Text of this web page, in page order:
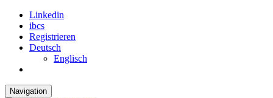
Linkedin
ibcs
Registrieren
Deutsch
Englisch
Navigation